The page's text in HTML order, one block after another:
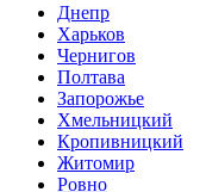
Днепр
Харьков
Чернигов
Полтава
Запорожье
Хмельницкий
Кропивницкий
Житомир
Ровно